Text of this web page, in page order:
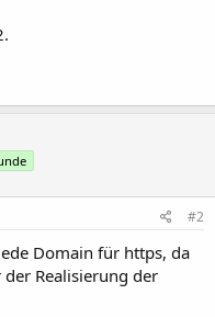
#2
Domain für https, da
Realisierung der